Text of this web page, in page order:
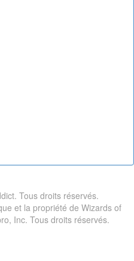
Tous droits réservés.
et la propriété de Wizards of
Inc. Tous droits réservés.